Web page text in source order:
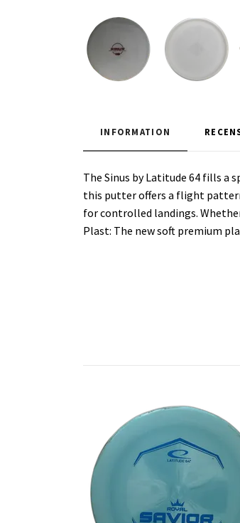
INFORMATION
The Sinus by Latitude 64 fills a
this putter offers a flight
for controlled landings.
Plast: The new soft premium